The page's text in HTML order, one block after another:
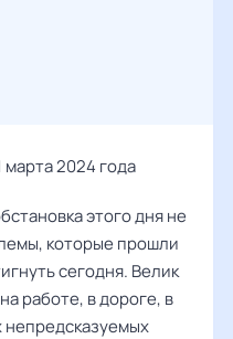
марта 2024 года
этого дня не
которые прошли
сегодня. Велик
работе, в дороге, в